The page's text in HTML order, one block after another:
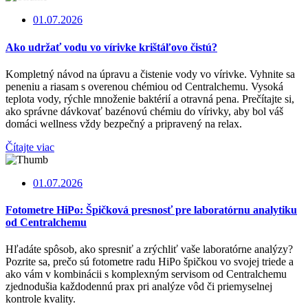
01.07.2026
Ako udržať vodu vo vírivke krištáľovo čistú?
Kompletný návod na úpravu a čistenie vody vo vírivke. Vyhnite sa
peneniu a riasam s overenou chémiou od Centralchemu. Vysoká
teplota vody, rýchle množenie baktérií a otravná pena. Prečítajte si,
ako správne dávkovať bazénovú chémiu do vírivky, aby bol váš
domáci wellness vždy bezpečný a pripravený na relax.
Čítajte viac
01.07.2026
Fotometre HiPo: Špičková presnosť pre laboratórnu analytiku
od Centralchemu
Hľadáte spôsob, ako spresniť a zrýchliť vaše laboratórne analýzy?
Pozrite sa, prečo sú fotometre radu HiPo špičkou vo svojej triede a
ako vám v kombinácii s komplexným servisom od Centralchemu
zjednodušia každodennú prax pri analýze vôd či priemyselnej
kontrole kvality.